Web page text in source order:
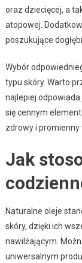
oraz dziecięcej, a
atopowej.
poszukujące
Wybór
typu skóry. Warto
najlepiej
się cennym
zdrowy i promienny
Jak
Naturalne oleje
skóry, dzięki ich
nawilżającym.
uniwersalnym